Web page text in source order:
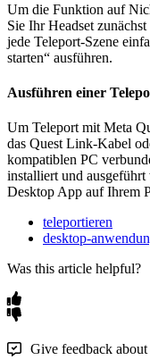
Um die Funktion auf
Sie Ihr Headset
jede Teleport-Szene
starten“ ausführen.
Ausführen einer
Um Teleport mit Meta
das Quest Link-Kabel
kompatiblen PC
installiert und
Desktop App auf Ihrem
teleportieren
desktop-
Was this article helpful?
Give feedback